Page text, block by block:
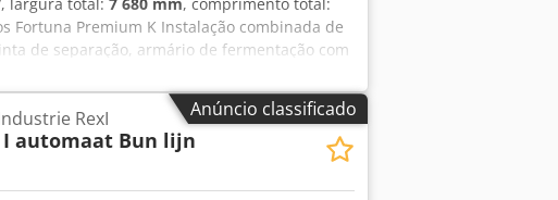
, largura total: 7 680 mm, comprimento total:
Fortuna Premium K Instalação combinada de
de separação, armário de fermentação com
16-A Dimensões aprox.: 7680 x 1490 x 3000
Anúncio classificado
RexI
automaat Bun lijn